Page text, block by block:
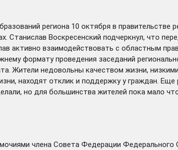
региона 10 октября в правительстве
Станислав Воскресенский подчеркнул, что
активно взаимодействовать с областным
формату проведения заседаний
Жители недовольны качеством жизни,
находят отклик и поддержку у граждан.
но для большинства жителей пока мало
члена Совета Федерации